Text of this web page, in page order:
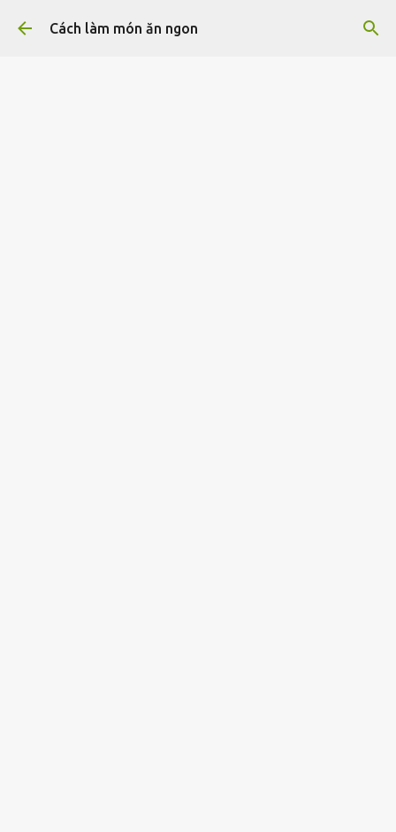
Chuyển đến nội dung chính
Cách làm món ăn ngon